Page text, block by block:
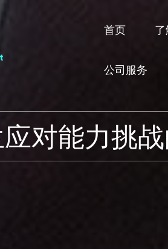
首页
公司服务
对能力挑